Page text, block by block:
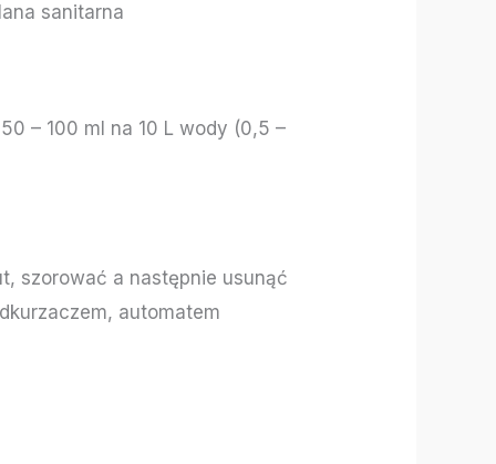
sanitarna
– 100 ml na 10 L wody (0,5 –
szorować a następnie usunąć
automatem